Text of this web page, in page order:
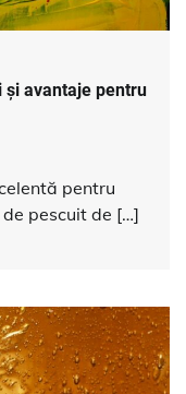
și avantaje pentru
pentru
pescuit de […]